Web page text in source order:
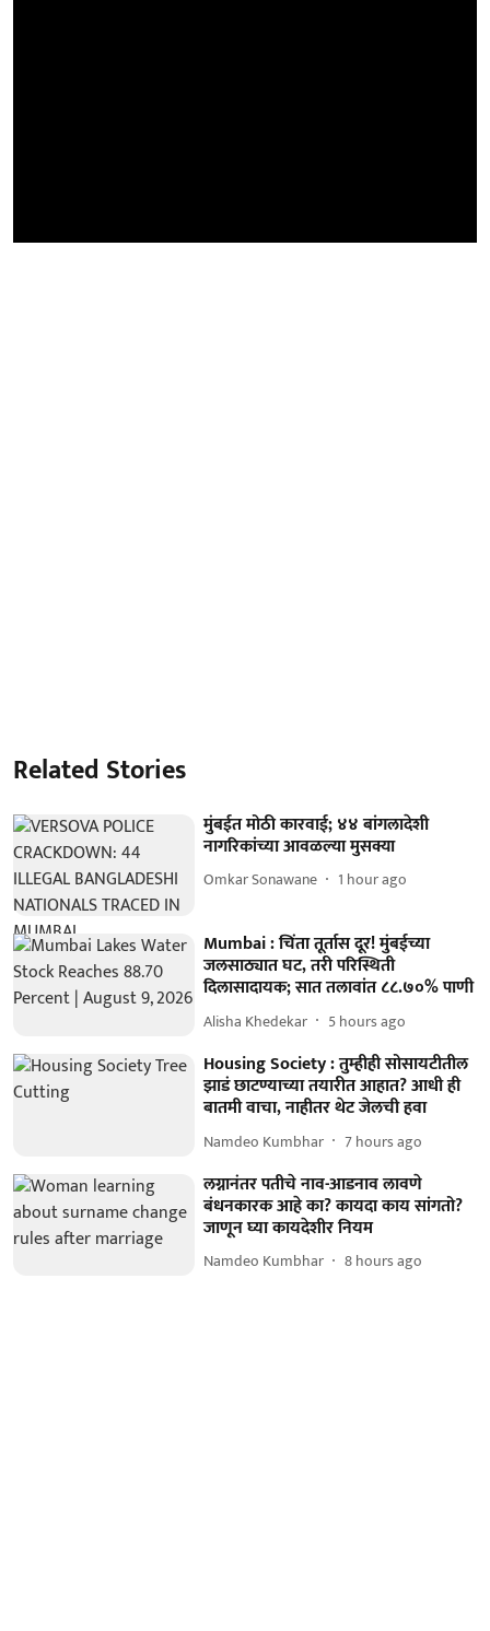
Related Stories
मुंबईत मोठी कारवाई; ४४ बांगलादेशी
नागरिकांच्या आवळल्या मुसक्या
Omkar Sonawane 1 hour ago
Mumbai : चिंता तूर्तास दूर! मुंबईच्या
जलसाठ्यात घट, तरी परिस्थिती
दिलासादायक; सात तलावांत ८८.७०% पाणी
Alisha Khedekar 5 hours ago
Housing Society : तुम्हीही सोसायटीतील
झाडं छाटण्याच्या तयारीत आहात? आधी ही
बातमी वाचा, नाहीतर थेट जेलची हवा
Namdeo Kumbhar 7 hours ago
लग्नानंतर पतीचे नाव-आडनाव लावणे
बंधनकारक आहे का? कायदा काय सांगतो?
जाणून घ्या कायदेशीर नियम
Namdeo Kumbhar 8 hours ago